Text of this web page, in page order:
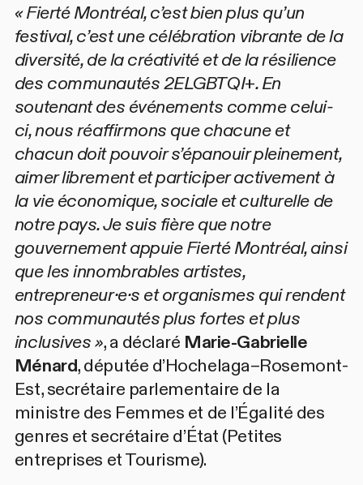
« Fierté Montréal, c’est bien plus qu’un
festival, c’est une célébration vibrante de la
diversité, de la créativité et de la résilience
des communautés 2ELGBTQI+. En
soutenant des événements comme celui-
ci, nous réaffirmons que chacune et
chacun doit pouvoir s’épanouir pleinement,
aimer librement et participer activement à
la vie économique, sociale et culturelle de
notre pays. Je suis fière que notre
gouvernement appuie Fierté Montréal, ainsi
que les innombrables artistes,
entrepreneur·e·s et organismes qui rendent
nos communautés plus fortes et plus
inclusives », a déclaré Marie-Gabrielle
Ménard, députée d’Hochelaga–Rosemont-
Est, secrétaire parlementaire de la
ministre des Femmes et de l’Égalité des
genres et secrétaire d’État (Petites
entreprises et Tourisme).